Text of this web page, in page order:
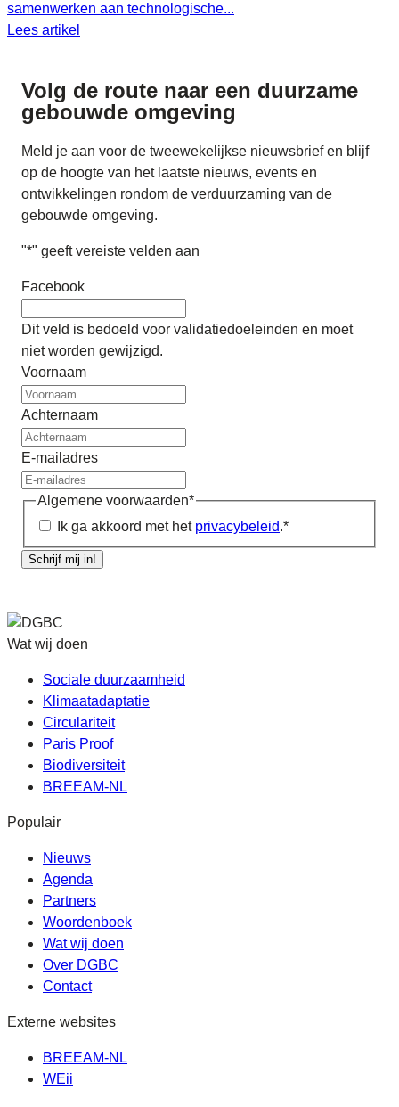
samenwerken aan technologische...
Lees artikel
Volg de route naar een duurzame
gebouwde omgeving
Meld je aan voor de tweewekelijkse nieuwsbrief en blijf
op de hoogte van het laatste nieuws, events en
ontwikkelingen rondom de verduurzaming van de
gebouwde omgeving.
"*" geeft vereiste velden aan
Facebook
Dit veld is bedoeld voor validatiedoeleinden en moet
niet worden gewijzigd.
Voornaam
Achternaam
E-mailadres
Algemene voorwaarden*
Ik ga akkoord met het privacybeleid.*
Schrijf mij in!
Wat wij doen
Sociale duurzaamheid
Klimaatadaptatie
Circulariteit
Paris Proof
Biodiversiteit
BREEAM-NL
Populair
Nieuws
Agenda
Partners
Woordenboek
Wat wij doen
Over DGBC
Contact
Externe websites
BREEAM-NL
WEii